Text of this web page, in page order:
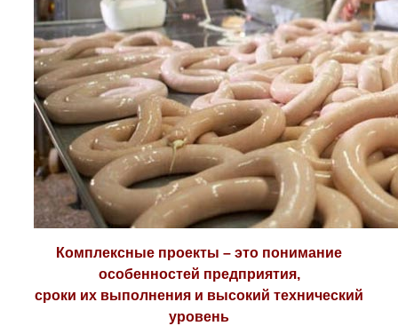
Комплексные проекты – это понимание
особенностей предприятия,
сроки их выполнения и высокий технический
уровень